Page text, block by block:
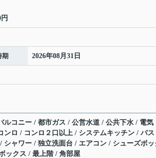
期 2026年08月31日
コニー / 都市ガス / 公営水道 / 公共下水 / 電気
ロ / コンロ２口以上 / システムキッチン / バス
ャワー / 独立洗面台 / エアコン / シューズボッ
ックス / 最上階 / 角部屋